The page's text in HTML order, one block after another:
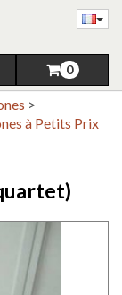
0
>
à Petits Prix